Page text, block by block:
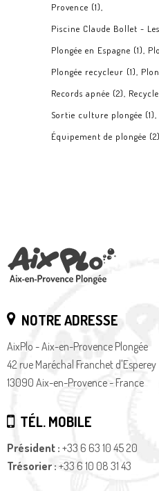
Provence (1)
Piscine Claude Bollet -
Plongée en Espagne (1)
Plongée recycleur (1)
Records apnée (2)
Sortie culture plongée (1)
Équipement de plongée (2)
NOTRE ADRESSE
AixPlo - Aix-en-Provence Plongée
42 rue Maréchal Franchet d'Esperey
13090 Aix-en-Provence - France
TÉL. MOBILE
Président : +33 6 63 10 45 20
Trésorier : +33 6 10 08 31 43